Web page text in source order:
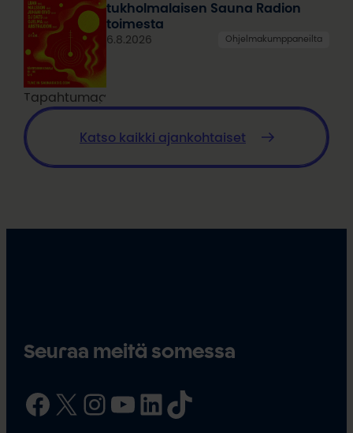
Tapahtumagrafiikka
tukholmalaisen Sauna Radion
toimesta
6.8.2026 Ohjelmakumppaneilta
Katso kaikki ajankohtaiset
Seuraa meitä somessa
Facebook X InstagramYouTube LinkedIn TikTok